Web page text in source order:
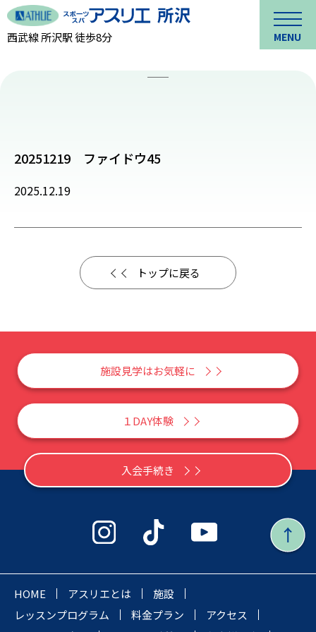
西武線 所沢駅 徒歩8分 MENU
20251219 ファイドウ45
2025.12.19
トップに戻る
施設見学はお気軽に
１DAY体験
入会手続き
HOME アスリエとは
施設
レッスンプログラム
料金プラン
アクセス